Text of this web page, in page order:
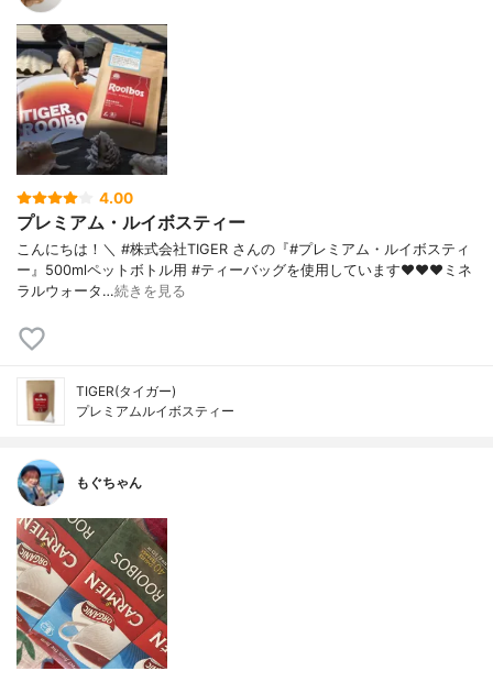
4.00
プレミアム・ルイボスティー
こんにちは！＼ #株式会社TIGER さんの『#プレミアム・ルイボスティ
ー』500mlペットボトル用 #ティーバッグを使用しています❤️❤️❤️ミネ
ラルウォータ…続きを見る
TIGER(タイガー)
プレミアムルイボスティー
もぐちゃん